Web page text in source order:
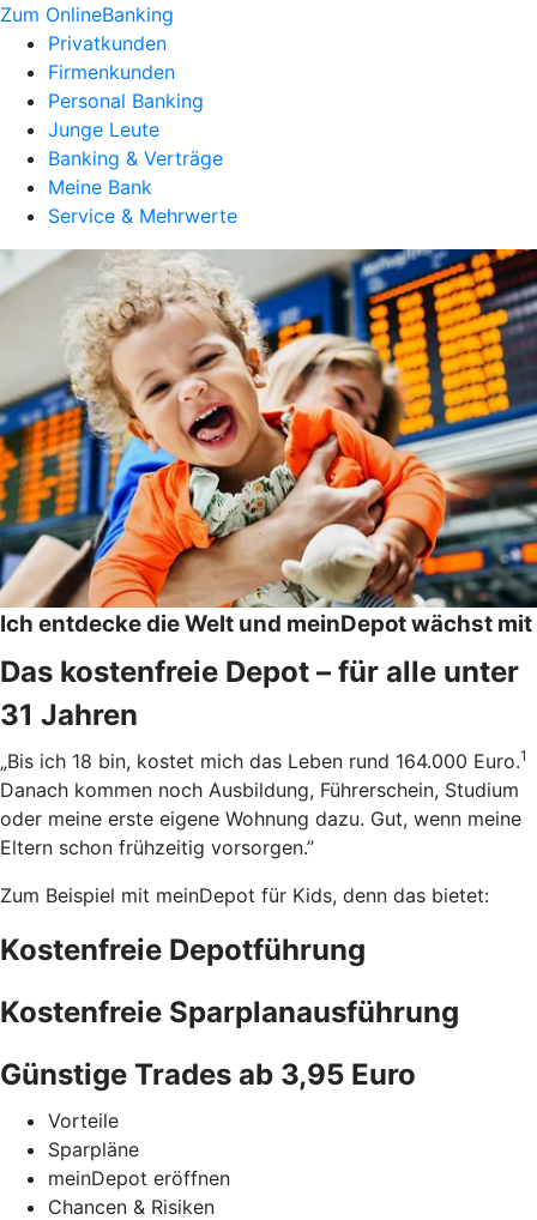
Zum OnlineBanking
Privatkunden
Firmenkunden
Personal Banking
Junge Leute
Banking & Verträge
Meine Bank
Service & Mehrwerte
Ich entdecke die Welt und meinDepot wächst mit
Das kostenfreie Depot – für alle unter
31 Jahren
„Bis ich 18 bin, kostet mich das Leben rund 164.000 Euro.1
Danach kommen noch Ausbildung, Führerschein, Studium
oder meine erste eigene Wohnung dazu. Gut, wenn meine
Eltern schon frühzeitig vorsorgen.”
Zum Beispiel mit meinDepot für Kids, denn das bietet:
Kostenfreie Depotführung
Kostenfreie Sparplanausführung
Günstige Trades ab 3,95 Euro
Vorteile
Sparpläne
meinDepot eröffnen
Chancen & Risiken